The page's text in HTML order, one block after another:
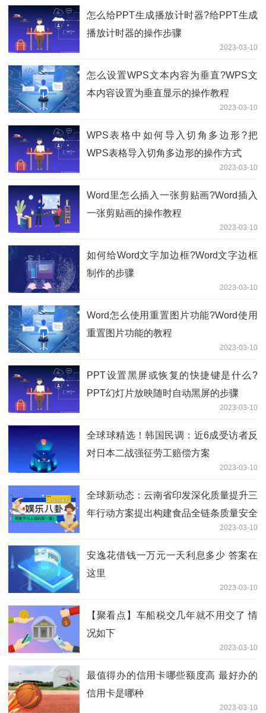
怎么给PPT生成播放计时器?给PPT生成
播放计时器的操作步骤
2023-03-10
怎么设置WPS文本内容为垂直?WPS文
本内容设置为垂直显示的操作教程
2023-03-10
WPS表格中如何导入切角多边形?把
WPS表格导入切角多边形的操作方式
2023-03-10
​Word里怎么插入一张剪贴画?Word插入
一张剪贴画的操作教程
2023-03-10
如何给​Word文字加边框?Word文字边框
制作的步骤
2023-03-10
Word怎么使用重置图片功能?Word使用
重置图片功能的教程
2023-03-10
PPT设置黑屏或恢复的快捷键是什么?
PPT幻灯片放映随时自动黑屏的步骤
2023-03-10
全球球精选！韩国民调：近6成受访者反
对日本二战强征劳工赔偿方案
2023-03-10
全球新动态：云南省印发深化质量提升三
年行动方案提出构建食品全链条质量安全
2023-03-10
安逸花借钱一万元一天利息多少 答案在
这里
2023-03-10
【聚看点】车船税交几年就不用交了 情
况如下
2023-03-10
最值得办的信用卡哪些额度高 最好办的
信用卡是哪种
2023-03-10